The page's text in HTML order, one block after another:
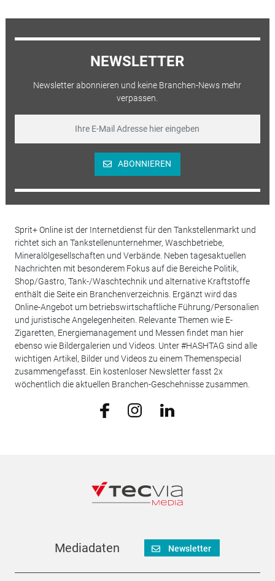
NEWSLETTER
Newsletter abonnieren und keine Branchen-News mehr
verpassen.
ABONNIEREN
Sprit+ Online ist der Internetdienst für den Tankstellenmarkt und
richtet sich an Tankstellenunternehmer, Waschbetriebe,
Mineralölgesellschaften und Verbände. Neben tagesaktuellen
Nachrichten mit besonderem Fokus auf die Bereiche Politik,
Shop/Gastro, Tank-/Waschtechnik und alternative Kraftstoffe
enthält die Seite ein Branchenverzeichnis. Ergänzt wird das
Online-Angebot um betriebswirtschaftliche Führung/Personalien
und juristische Angelegenheiten. Relevante Themen wie E-
Zigaretten, Energiemanagement und Messen findet man hier
ebenso wie Bildergalerien und Videos. Unter #HASHTAG sind alle
wichtigen Artikel, Bilder und Videos zu einem Themenspecial
zusammengefasst. Ein kostenloser Newsletter fasst 2x
wöchentlich die aktuellen Branchen-Geschehnisse zusammen.
Mediadaten Newsletter